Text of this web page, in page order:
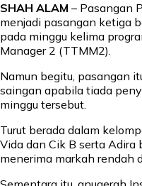
SHAH ALAM – Pasangan
menjadi pasangan ketiga
pada minggu kelima
Manager 2 (TTMM2).
Namun begitu, pasangan
saingan apabila tiada
minggu tersebut.
Turut berada dalam
Vida dan Cik B serta Adira
menerima markah rendah